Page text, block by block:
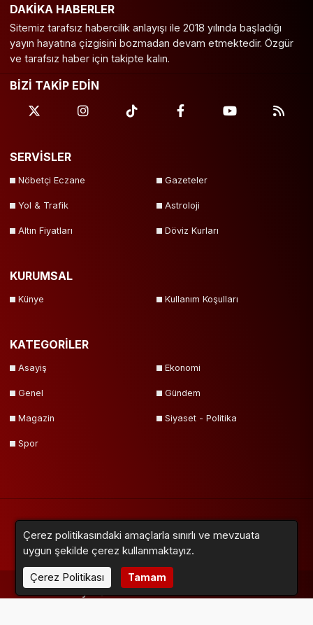
DAKİKA HABERLER
Sitemiz tarafsız habercilik anlayışı ile 2018 yılında başladığı
yayın hayatına çizgisini bozmadan devam etmektedir. Özgür
ve tarafsız haber için takipte kalın.
BİZİ TAKİP EDİN
SERVİSLER
Nöbetçi Eczane Gazeteler
Yol & Trafik Astroloji
Altın Fiyatları Döviz Kurları
KURUMSAL
Künye Kullanım Koşulları
KATEGORİLER
Asayiş Ekonomi
Genel Gündem
Magazin Siyaset - Politika
Spor
YazarlarVideolarGalerilerAnketler
Neox Medya © 2018 - 2024. Tüm Hakları Saklıdır.
Çerez politikasındaki amaçlarla sınırlı ve mevzuata
uygun şekilde çerez kullanmaktayız.
Çerez Politikası
Tamam